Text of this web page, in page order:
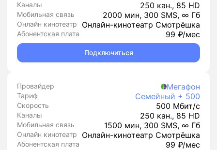
Каналы 250 кан., 85 HD
Мобильная связь 2000 мин, 300 SMS, ∞ Гб
Онлайн кинотеатр Онлайн-кинотеатр Смотрёшка
Абонентская плата 99 ₽/мес
Подключиться
Провайдер Мегафон
Тариф Семейный + 500
Скорость 500 Мбит/с
Каналы 250 кан., 85 HD
Мобильная связь 1500 мин, 300 SMS, ∞ Гб
Онлайн кинотеатр Онлайн-кинотеатр Смотрёшка
Абонентская плата 99 ₽/мес